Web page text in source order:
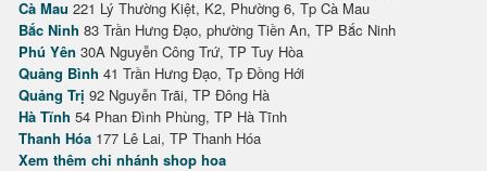
Cà Mau 221 Lý Thường Kiệt, K2, Phường 6, Tp Cà Mau
Bắc Ninh 83 Trần Hưng Đạo, phường Tiền An, TP Bắc Ninh
Phú Yên 30A Nguyễn Công Trứ, TP Tuy Hòa
Quảng Bình 41 Trần Hưng Đạo, Tp Đồng Hới
Quảng Trị 92 Nguyễn Trãi, TP Đông Hà
Hà Tĩnh 54 Phan Đình Phùng, TP Hà Tĩnh
Thanh Hóa 177 Lê Lai, TP Thanh Hóa
Xem thêm chi nhánh shop hoa